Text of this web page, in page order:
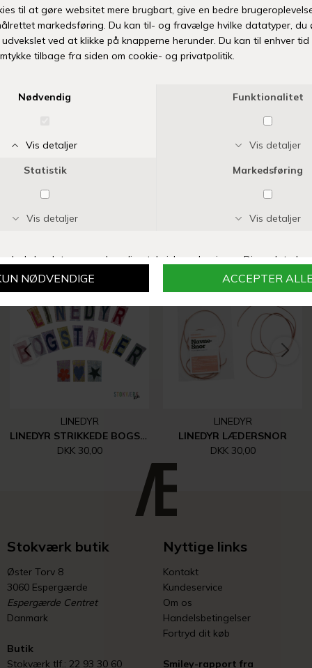
ENAMEL COPENHAGEN
ENAMEL COPENHAGEN
SIDST SETE PRODUKTER
LINEDYR
LINEDYR STRIKKEDE BOGSTAVER, TAL MM.
DKK 30,00
LINEDYR
LINEDYR LÆDERSNOR
DKK 30,00
Stokværk butik
Øster Torv 8
3060 Espergærde
Espergærde Centret
Danmark
Butik
Stokværk tlf.: 22 93 30 60
Nyttige links
Kontakt
Kundeservice
Om os
Handelsbetingelser
Fortryd dit køb
Smiley-rapport fra